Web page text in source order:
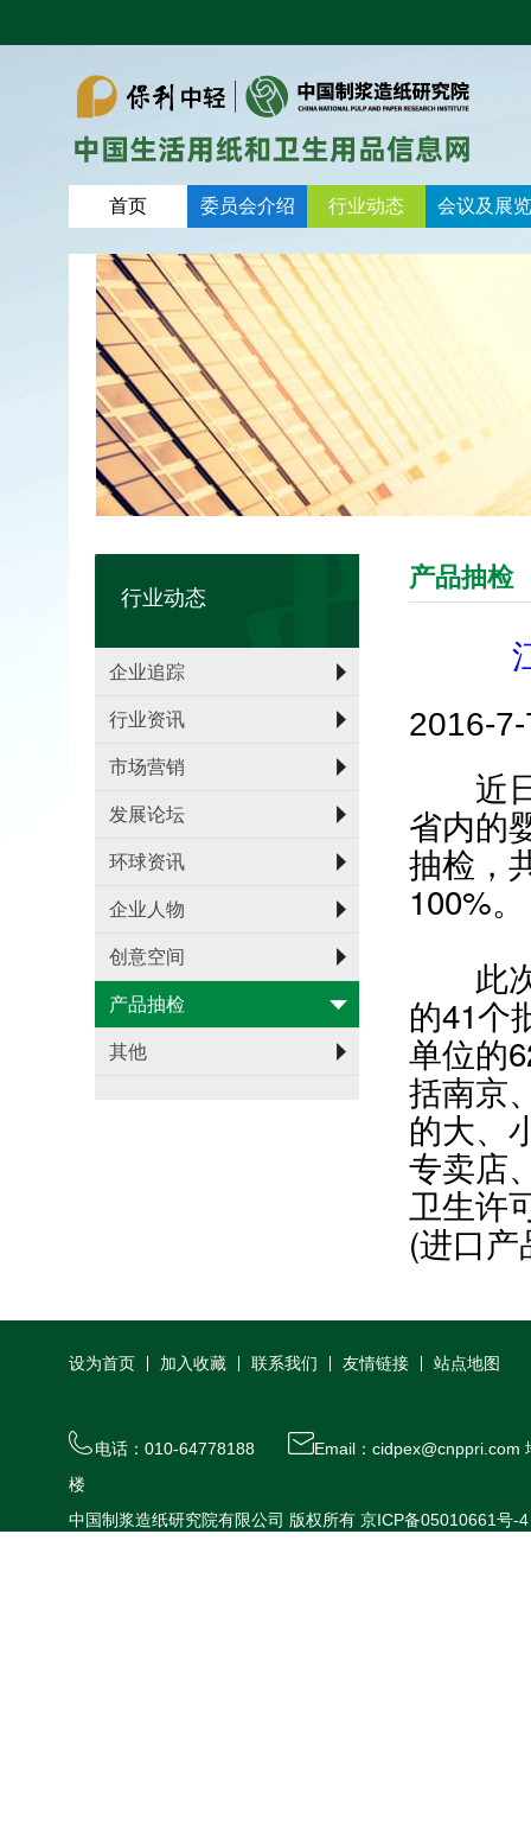
首页 委员会介绍 行业动态 会议及展
行业动态
企业追踪
行业资讯
市场营销
发展论坛
环球资讯
企业人物
创意空间
产品抽检
其他
产品抽检
2016-
近日
省内的
抽检，
100%。
此次
的41个
单位的
括南京
的大、
专卖店
卫生许
(进口
设为首页 加入收藏 联系我们 友情链接 站点地图
电话：010-64778188
Email：cidpex@cnppri.com
楼
中国制浆造纸研究院有限公司 版权所有 京ICP备05010661号-4